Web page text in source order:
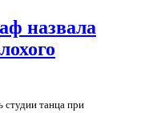
назвала
студии танца при